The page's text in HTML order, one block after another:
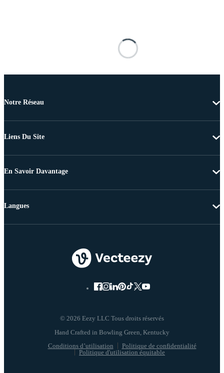
Notre Réseau
Liens Du Site
En Savoir Davantage
© 2026 Eezy LLC Tous droits réservés
Conditions d’utilisation
Politique de confidentialité
Politique d'utilisation équitable
Langues